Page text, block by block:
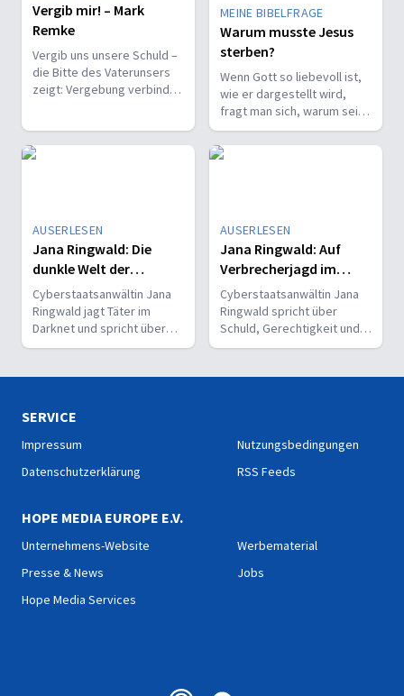
Vergib mir! – Mark
Remke
Vergib uns unsere Schuld –
die Bitte des Vaterunsers
zeigt: Vergebung verbindet
MEINE BIBELFRAGE
Warum musste Jesus
sterben?
Wenn Gott so liebevoll ist,
wie er dargestellt wird,
fragt man sich, warum sein
Sohn so grausam sterben
musste. Warum ist
Vergebung nicht kostenlos?
AUSERLESEN
Jana Ringwald: Die
dunkle Welt der
Cyberkriminalität
Cyberstaatsanwältin Jana
Ringwald jagt Täter im
Darknet und spricht über
Schuld, Gerechtigkeit und
Welt klarzukommen.
AUSERLESEN
Jana Ringwald: Auf
Verbrecherjagd im
digitalen Untergrund
Cyberstaatsanwältin Jana
Ringwald spricht über
Schuld, Gerechtigkeit und
warum sie trotz Verbrechen
glaubt.
SERVICE
Impressum
Datenschutzerklärung
Nutzungsbedingungen
RSS Feeds
HOPE MEDIA EUROPE E.V.
Unternehmens-Website
Presse & News
Hope Media Services
Werbematerial
Jobs